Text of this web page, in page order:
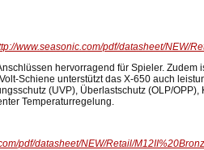
www.seasonic.com/pdf/datasheet/NEW/
hervorragend für Spieler. Zudem
Schiene unterstützt das X-650 auch
(UVP), Überlastschutz (OLP/OPP),
Temperaturregelung.
pdf/datasheet/NEW/Retail/